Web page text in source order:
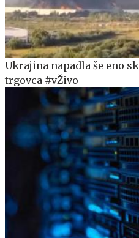
Ukrajina napadla še eno
trgovca #vŽivo